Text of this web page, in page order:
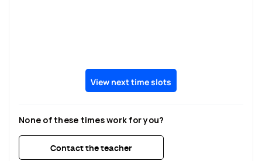
View next time slots
None of these times work for you?
Contact the teacher